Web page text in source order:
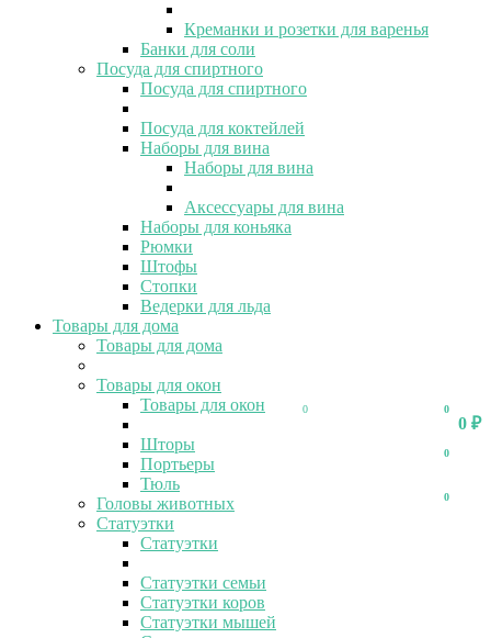
0
0 ₽
0
0
0
Креманки и розетки для варенья
Банки для соли
Посуда для спиртного
Посуда для спиртного
Посуда для коктейлей
Наборы для вина
Наборы для вина
Аксессуары для вина
Наборы для коньяка
Рюмки
Штофы
Стопки
Ведерки для льда
Товары для дома
Товары для дома
Товары для окон
Товары для окон
Шторы
Портьеры
Тюль
Головы животных
Статуэтки
Статуэтки
Статуэтки семьи
Статуэтки коров
Статуэтки мышей